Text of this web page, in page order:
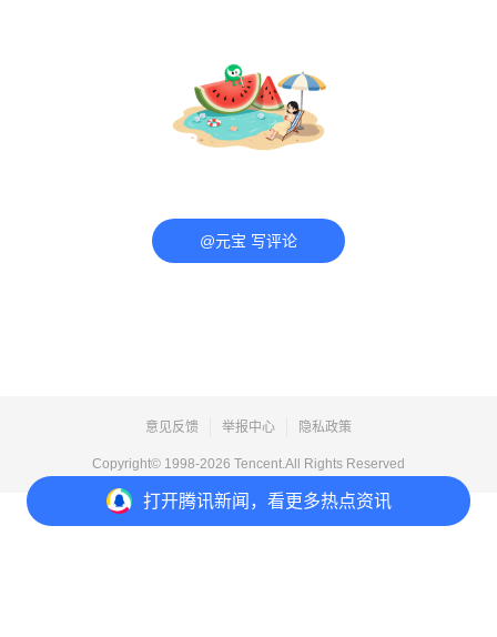
打开腾讯新闻，看更多热点资讯
@元宝 写评论
意见反馈 举报中心 隐私政策
Copyright© 1998-2026 Tencent.All Rights Reserved